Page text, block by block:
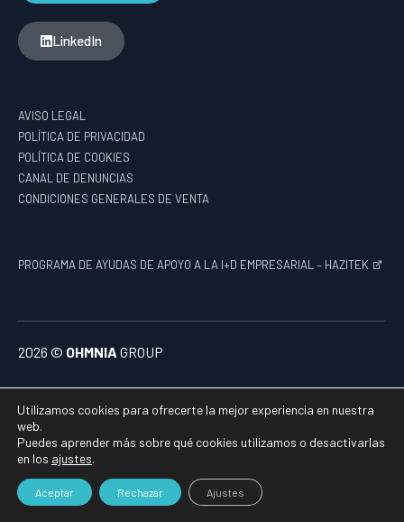
LinkedIn
AVISO LEGAL
POLÍTICA DE PRIVACIDAD
POLÍTICA DE COOKIES
CANAL DE DENUNCIAS
CONDICIONES GENERALES DE VENTA
PROGRAMA DE AYUDAS DE APOYO A LA I+D EMPRESARIAL – HAZITEK
2026 © OHMNIA GROUP
Utilizamos cookies para ofrecerte la mejor experiencia en nuestra
web.
Puedes aprender más sobre qué cookies utilizamos o desactivarlas
en los ajustes.
Aceptar Rechazar Ajustes